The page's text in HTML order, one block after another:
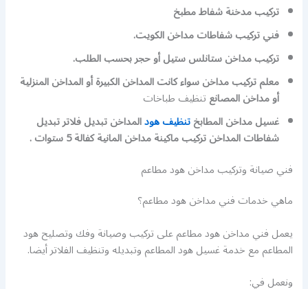
تركيب مدخنة شفاط مطبخ
فني تركيب شفاطات مداخن الكويت.
تركيب مداخن ستانلس ستيل أو حجر بحسب الطلب.
معلم تركيب مداخن سواء كانت المداخن الكبيرة أو المداخن المنزلية
أو مداخن المصانعتنظيف طباخات
غسيل مداخن المطابختنظيف هودالمداخن تبديل فلاتر تبديل
شفاطات المداخن تركيب ماكينة مداخن المانية كفالة 5 ستوات .
فني صيانة وتركيب مداخن هود مطاعم
ماهي خدمات فني مداخن هود مطاعم؟
يعمل فني مداخن هود مطاعم على تركيب وصيانة وفك وتصليح هود
المطاعم مع خدمة غسيل هود المطاعم وتبديله وتنظيف الفلاتر أيضا.
ونعمل في: